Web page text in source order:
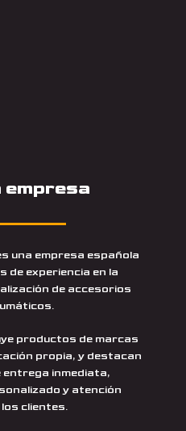
una empresa española
de experiencia en la
de accesorios
productos de marcas
propia, y destacan
entrega inmediata,
y atención
clientes.